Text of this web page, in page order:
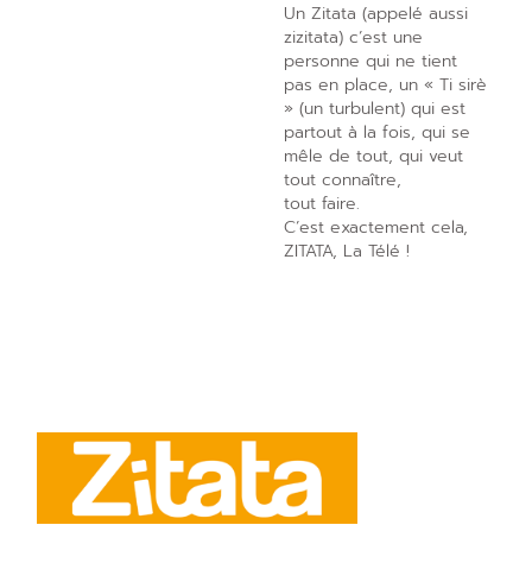
Un Zitata (appelé aussi
zizitata) c’est une
personne qui ne tient
pas en place, un « Ti sirè
» (un turbulent) qui est
partout à la fois, qui se
mêle de tout, qui veut
tout connaître,
tout faire.
C’est exactement cela,
ZITATA, La Télé !